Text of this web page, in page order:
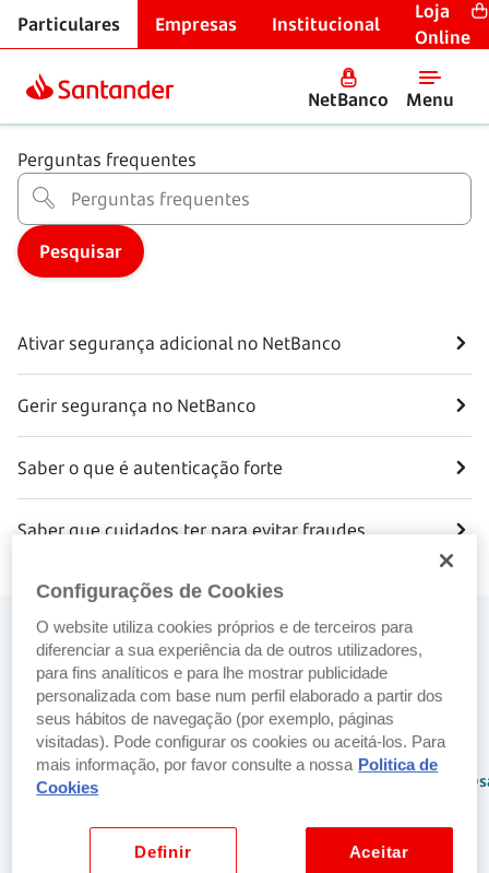
Particulares Empresas Institucional
Loja
Online
NetBanco Menu
App, NetBanco e Smart Service
Segurança
Perguntas frequentes
Ativar segurança adicional no NetBanco
Gerir segurança no NetBanco
Saber o que é autenticação forte
Saber que cuidados ter para evitar fraudes
Precisa de ajuda? Fale connosco
No balcão
Encontre o
balcão
Santander mais
mais próximo
Por email
Envie-nos um
email para:
Configurações de Cookies
O website utiliza cookies próprios e de terceiros para
diferenciar a sua experiência da de outros utilizadores,
para fins analíticos e para lhe mostrar publicidade
personalizada com base num perfil elaborado a partir dos
seus hábitos de navegação (por exemplo, páginas
visitadas). Pode configurar os cookies ou aceitá-los. Para
mais informação, por favor consulte a nossa Politica de
Cookies
Aceitar
Definir